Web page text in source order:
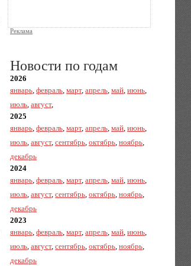
Реклама
Новости по годам
2026
январь,февраль,март,апрель,май,июнь,
июль,август,
2025
январь,февраль,март,апрель,май,июнь,
июль,август,сентябрь,октябрь,ноябрь,
декабрь
2024
январь,февраль,март,апрель,май,июнь,
июль,август,сентябрь,октябрь,ноябрь,
декабрь
2023
январь,февраль,март,апрель,май,июнь,
июль,август,сентябрь,октябрь,ноябрь,
декабрь